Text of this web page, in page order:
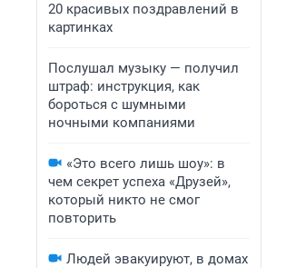
20 красивых поздравлений в
картинках
Послушал музыку — получил
штраф: инструкция, как
бороться с шумными
ночными компаниями
«Это всего лишь шоу»: в
чем секрет успеха «Друзей»,
который никто не смог
повторить
Людей эвакуируют, в домах